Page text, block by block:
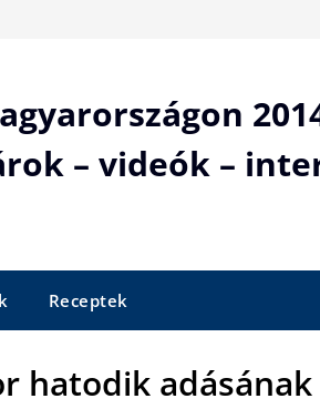
– videók –
Receptek
hatodik